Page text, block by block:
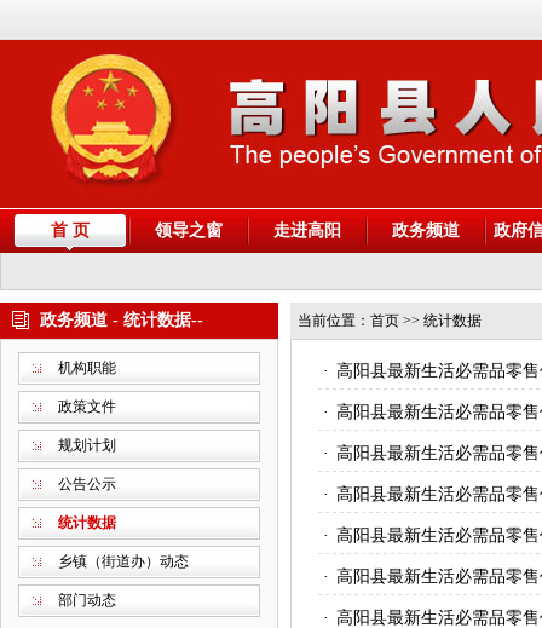
首 页 领导之窗 走进高阳 政务频道 政府
政务频道 - 统计数据--
机构职能
政策文件
规划计划
公告公示
统计数据
乡镇（街道办）动态
部门动态
当前位置： 首页 >> 统计数据
· 高阳县最新生活必需品零
· 高阳县最新生活必需品零
· 高阳县最新生活必需品零
· 高阳县最新生活必需品零
· 高阳县最新生活必需品零
· 高阳县最新生活必需品零
· 高阳县最新生活必需品零